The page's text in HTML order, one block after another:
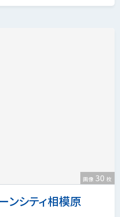
ンシティ相模原
画像 30 枚